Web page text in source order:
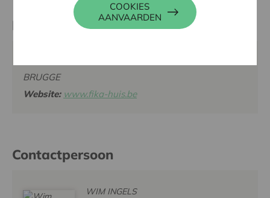
Partner
BRUGGE
Website: www.fika-huis.be
Contactpersoon
WIM INGELS
COOKIES
AANVAARDEN